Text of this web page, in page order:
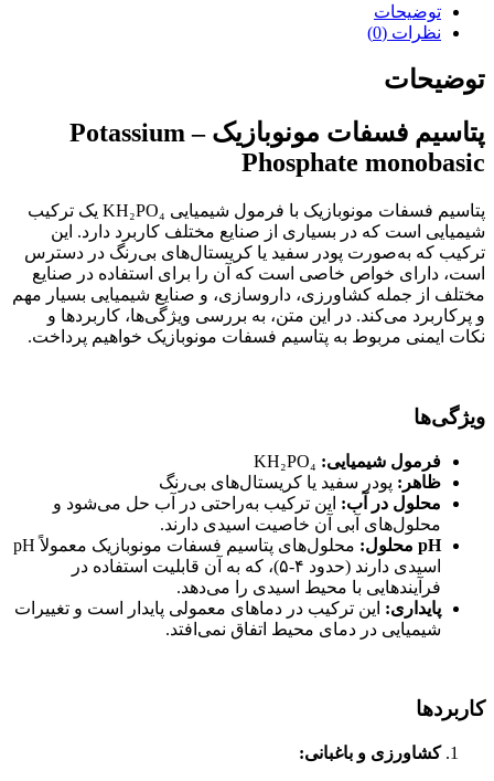
توضیحات
نظرات (0)
توضیحات
پتاسیم فسفات مونوبازیک – Potassium
Phosphate monobasic
پتاسیم فسفات مونوبازیک با فرمول شیمیایی KH₂PO₄ یک ترکیب
شیمیایی است که در بسیاری از صنایع مختلف کاربرد دارد. این
ترکیب که به‌صورت پودر سفید یا کریستال‌های بی‌رنگ در دسترس
است، دارای خواص خاصی است که آن را برای استفاده در صنایع
مختلف از جمله کشاورزی، داروسازی، و صنایع شیمیایی بسیار مهم
و پرکاربرد می‌کند. در این متن، به بررسی ویژگی‌ها، کاربردها و
نکات ایمنی مربوط به پتاسیم فسفات مونوبازیک خواهیم پرداخت.
ویژگیها
فرمول شیمیایی:
ظاهر: پودر سفید یا کریستال‌های بی‌رنگ
محلول در آب: این ترکیب به‌راحتی در آب حل می‌شود و
محلول‌های آبی آن خاصیت اسیدی دارند.
pH محلول:
محلول‌های پتاسیم فسفات مونوبازیک معمولاً pH
اسیدی دارند (حدود ۴-۵)، که به آن قابلیت استفاده در
فرآیندهایی با محیط اسیدی را می‌دهد.
پایداری: این ترکیب در دماهای معمولی پایدار است و تغییرات
شیمیایی در دمای محیط اتفاق نمی‌افتد.
کاربردها
کشاورزی و باغبانی: